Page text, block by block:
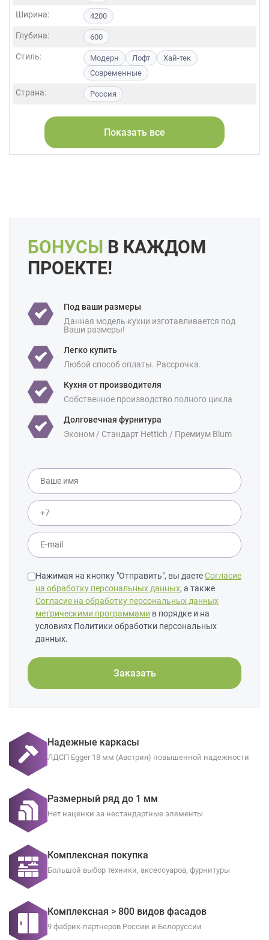
Ширина: 4200
Глубина: 600
Стиль: Модерн Лофт
Хай-тек
Современные
Страна: Россия
МДФ Пленка
Прямая
С островом
С барной стойкой
Готовые
Интегрированные ручки
С встроенной техникой
Ценовая
категория:
Премиум-класс
Площадь:
Показать все
БОНУСЫ В КАЖДОМ
ПРОЕКТЕ!
Под ваши размеры
Данная модель кухни изготавливается под
Ваши размеры!
Легко купить
Любой способ оплаты. Рассрочка.
Кухня от производителя
Собственное производство полного цикла
Долговечная фурнитура
Эконом / Стандарт Hettich / Премиум Blum
Нажимая на кнопку "Отправить", вы даетеСогласие
на обработку персональных данных, а также
Согласие на обработку персональных данных
метрическими программами в порядке и на
условиях Политики обработки персональных
данных.
Заказать
Надежные каркасы
ЛДСП Egger 18 мм (Австрия) повышенной надежности
Размерный ряд до 1 мм
Нет наценки за нестандартные элементы
Комплексная покупка
Большой выбор техники, аксессуаров, фурнитуры
Комплексная > 800 видов фасадов
9 фабрик-партнеров России и Белоруссии